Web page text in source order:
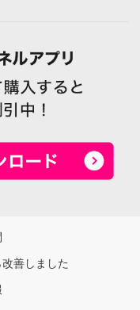
善しました